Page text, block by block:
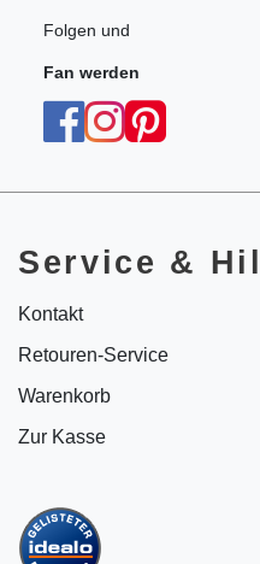
Folgen und
Fan werden
Service &
Kontakt
Retouren-Service
Warenkorb
Zur Kasse